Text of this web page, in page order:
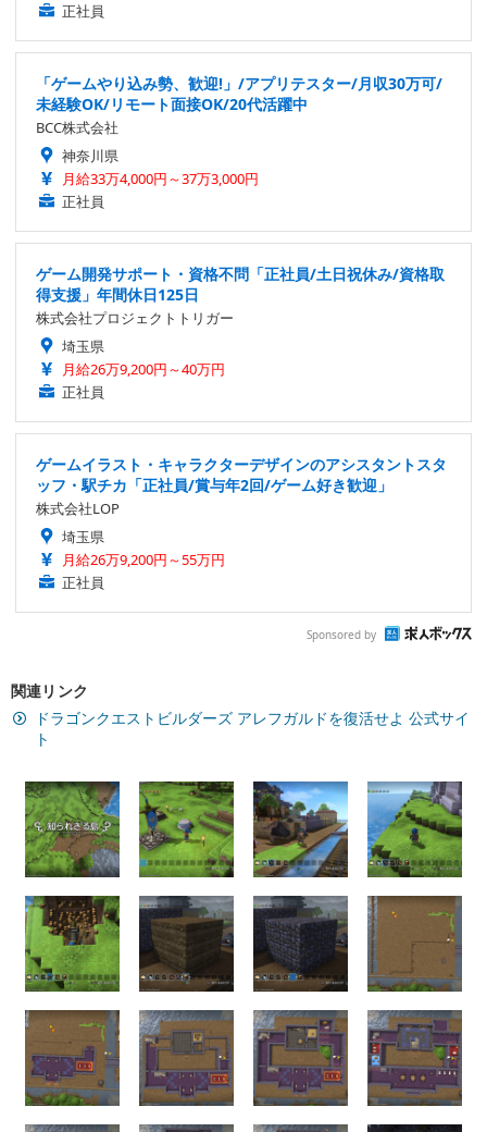
正社員
「ゲームやり込み勢、歓迎!」/アプリテスター/月収30万可/
未経験OK/リモート面接OK/20代活躍中
BCC株式会社
神奈川県
月給33万4,000円～37万3,000円
正社員
ゲーム開発サポート・資格不問「正社員/土日祝休み/資格取
得支援」年間休日125日
株式会社プロジェクトトリガー
埼玉県
月給26万9,200円～40万円
正社員
ゲームイラスト・キャラクターデザインのアシスタントスタ
ッフ・駅チカ「正社員/賞与年2回/ゲーム好き歓迎」
株式会社LOP
埼玉県
月給26万9,200円～55万円
正社員
Sponsored by
関連リンク
ドラゴンクエストビルダーズ アレフガルドを復活せよ 公式サイ
ト